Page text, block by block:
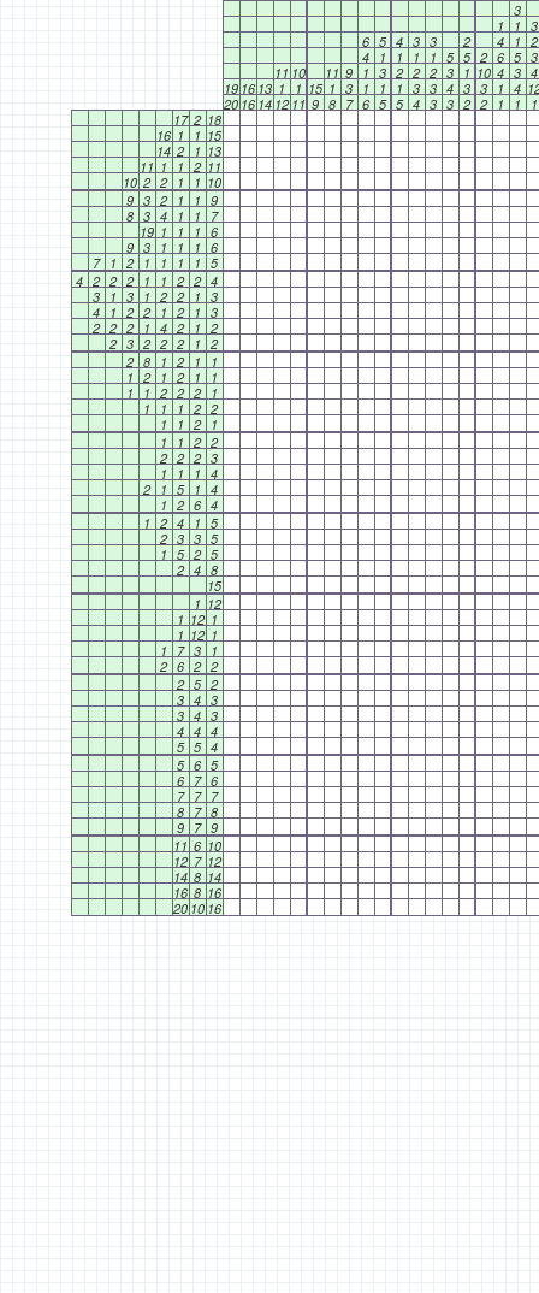
3
1
1 3
6 5 4 3 3 2 4 1 2
4
1 1 1 1 5 5 2 6 5 3
11 10 11 9 1 3 2 2 2 3 1 10 4 3 4
19 16 13 1 1 15 1 3 1 1 1 3 3 4 3 3 1 4
20 16 14 12 11 9 8 7 6 5 5 4 3 3 2 2 1 1
1
17 2 18
16 1 1 15
14 2 1 13
11 1 1 2 11
10 2 2 1 1 10
9 3 2 1 1 9
8 3 4 1 1
7
19 1 1 1 6
9 3 1 1 1 6
7
1 2 1 1 1 1 5
4 2 2 2 1 1 2 2 4
3
1 3 1 2 2 1 3
4
1 2 2 1 2 1 3
2 2 2 1 4 2 1 2
2 3 2 2 2 1 2
2 8 1 2 1
1
1 2 1 2 1
1
1
1 2 2 2
1
1
1 1 2 2
1
1 2
1
1
1 2 2
2 2 2 3
1
1 1 4
2
1 5 1 4
1 2 6 4
1 2 4 1 5
2 3 3 5
1 5 2 5
2 4 8
15
1 12
1 12 1
1 12 1
1
7 3
1
2 6 2 2
2 5 2
3 4 3
3 4 3
4 4 4
5 5 4
5 6 5
6 7 6
7 7 7
8 7 8
9 7 9
11 6 10
12 7 12
14 8 14
16 8 16
20 10 16